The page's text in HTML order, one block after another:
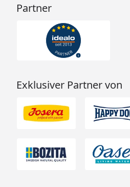
Partner
Exklusiver Partner von